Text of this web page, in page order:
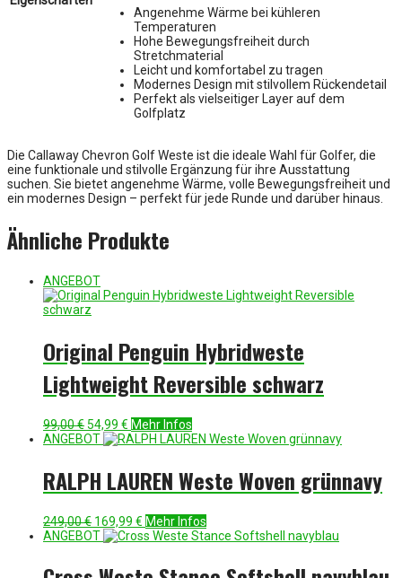
Angenehme Wärme bei kühleren
Temperaturen
Hohe Bewegungsfreiheit durch
Stretchmaterial
Leicht und komfortabel zu tragen
Modernes Design mit stilvollem Rückendetail
Perfekt als vielseitiger Layer auf dem
Golfplatz
Die Callaway Chevron Golf Weste ist die ideale Wahl für Golfer, die
eine funktionale und stilvolle Ergänzung für ihre Ausstattung
suchen. Sie bietet angenehme Wärme, volle Bewegungsfreiheit und
ein modernes Design – perfekt für jede Runde und darüber hinaus.
Ähnliche Produkte
ANGEBOT
Original Penguin Hybridweste
Lightweight Reversible schwarz
99,00€ Ursprünglicher
Preis
54,99 € Aktueller
Preis
Mehr Infos
ANGEBOT
RALPH LAUREN Weste Woven grünnavy
249,00€ Ursprünglicher
Preis
169,99 € Aktueller
Preis
Mehr Infos
ANGEBOT